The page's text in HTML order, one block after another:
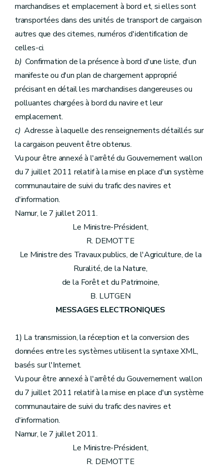
marchandises et emplacement à bord et, si elles sont
transportées dans des unités de transport de cargaison
autres que des citernes, numéros d'identification de
celles-ci.
b) Confirmation de la présence à bord d'une liste, d'un
manifeste ou d'un plan de chargement approprié
précisant en détail les marchandises dangereuses ou
polluantes chargées à bord du navire et leur
emplacement.
c) Adresse à laquelle des renseignements détaillés sur
la cargaison peuvent être obtenus.
Vu pour être annexé à l'arrêté du Gouvernement wallon
du 7 juillet 2011 relatif à la mise en place d'un système
communautaire de suivi du trafic des navires et
d'information.
Namur, le 7 juillet 2011.
Le Ministre-Président,
R. DEMOTTE
Le Ministre des Travaux publics, de l'Agriculture, de la
Ruralité, de la Nature,
de la Forêt et du Patrimoine,
B. LUTGEN
MESSAGES ELECTRONIQUES
1) La transmission, la réception et la conversion des
données entre les systèmes utilisent la syntaxe XML,
basés sur l'Internet.
Vu pour être annexé à l'arrêté du Gouvernement wallon
du 7 juillet 2011 relatif à la mise en place d'un système
communautaire de suivi du trafic des navires et
d'information.
Namur, le 7 juillet 2011.
Le Ministre-Président,
R. DEMOTTE